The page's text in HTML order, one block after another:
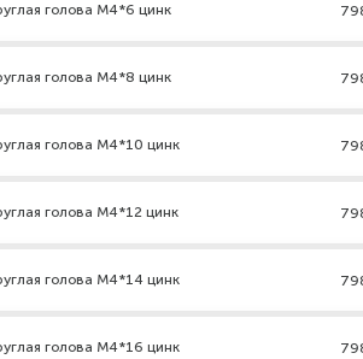
голова М4*6 цинк
голова М4*8 цинк
голова М4*10 цинк
голова М4*12 цинк
голова М4*14 цинк
голова М4*16 цинк